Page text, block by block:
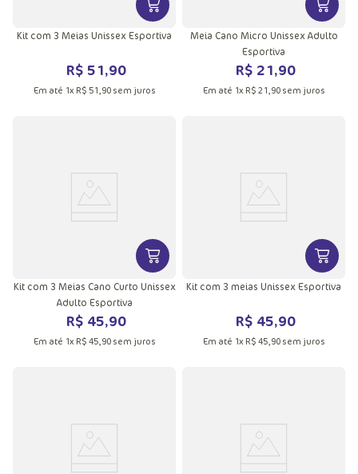
VER MAIS INFORMAÇÕES DO
Kit com 3 Meias Unissex Esportiva
R$ 51,90
Em até 1x R$ 51,90sem juros
VER
Meia Cano Micro Unissex Adulto
Esportiva
R$ 21,90
Em até 1x R$ 21,90sem juros
VER MAIS INFORMAÇÕES DO
Kit com 3 Meias Cano Curto Unissex
Adulto Esportiva
R$ 45,90
Em até 1x R$ 45,90sem juros
VER
Kit com 3 meias Unissex Esportiva
R$ 45,90
Em até 1x R$ 45,90sem juros